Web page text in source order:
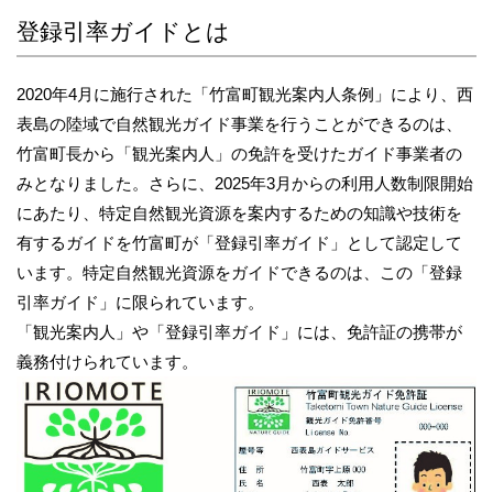
登録引率ガイドとは
2020年4月に施行された「竹富町観光案内人条例」により、西
表島の陸域で自然観光ガイド事業を行うことができるのは、
竹富町長から「観光案内人」の免許を受けたガイド事業者の
みとなりました。さらに、2025年3月からの利用人数制限開始
にあたり、特定自然観光資源を案内するための知識や技術を
有するガイドを竹富町が「登録引率ガイド」として認定して
います。特定自然観光資源をガイドできるのは、この「登録
引率ガイド」に限られています。
「観光案内人」や「登録引率ガイド」には、免許証の携帯が
義務付けられています。